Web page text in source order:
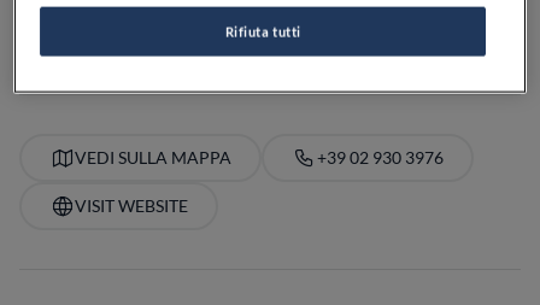
VEDI SULLA MAPPA +39 02 930 3976
VISIT WEBSITE
Rifiuta tutti